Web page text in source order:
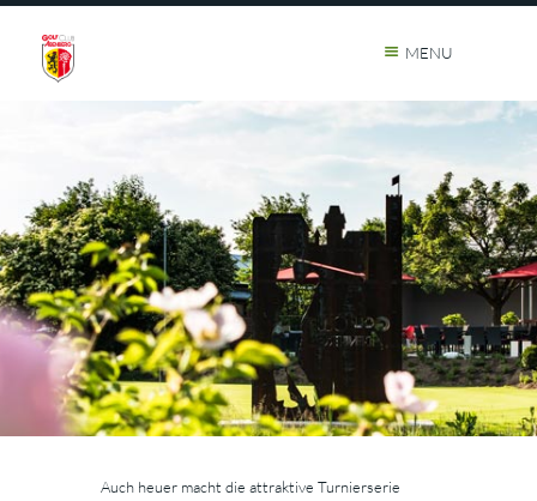
MENU
Auch heuer macht die attraktive Turnierserie